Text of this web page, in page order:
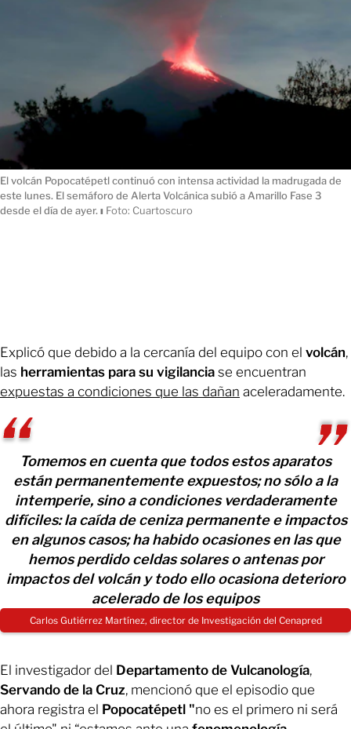
El volcán Popocatépetl continuó con intensa actividad la madrugada de
este lunes. El semáforo de Alerta Volcánica subió a Amarillo Fase 3
desde el día de ayer. ı Foto: Cuartoscuro
Explicó que debido a la cercanía del equipo con el volcán,
las herramientas para su vigilancia se encuentran
expuestas a condiciones que las dañan aceleradamente.
Tomemos en cuenta que todos estos aparatos
están permanentemente expuestos; no sólo a la
intemperie, sino a condiciones verdaderamente
difíciles: la caída de ceniza permanente e impactos
en algunos casos; ha habido ocasiones en las que
hemos perdido celdas solares o antenas por
impactos del volcán y todo ello ocasiona deterioro
acelerado de los equipos
Carlos Gutiérrez Martínez, director de Investigación del Cenapred
El investigador del Departamento de Vulcanología,
Servando de la Cruz, mencionó que el episodio que
ahora registra el Popocatépetl "no es el primero ni será